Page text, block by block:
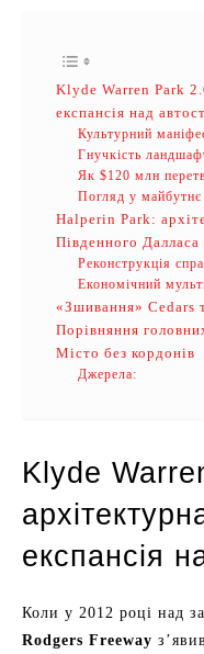
Klyde Warren Park
експансія над
Культурний
Гнучкість
Як $120 млн
Погляд у майбутнє
Halperin Park:
Південного Далласа
Реконструкція
Економічний
«Зшивання» Cedars
Порівняння
Місто без кордонів
Джерела:
Klyde
експансія
Коли у 2012 році над
Rodgers Freeway